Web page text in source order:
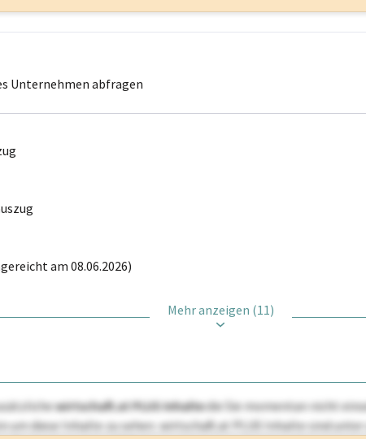
Unternehmen abfragen
am 08.06.2026)
Mehr anzeigen (11)
wirtschaft.at PLUS Inhaltedie Sie momentan nicht
um diese Inhalte zu sehen. wirtschaft.at PLUS Inhalte sind